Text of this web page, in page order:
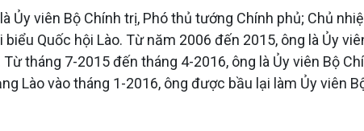
Ủy viên Bộ Chính trị, Phó thủ tướng Chính phủ; Chủ
biểu Quốc hội Lào. Từ năm 2006 đến 2015, ông là Ủy
tháng 7-2015 đến tháng 4-2016, ông là Ủy viên Bộ
Lào vào tháng 1-2016, ông được bầu lại làm Ủy viên